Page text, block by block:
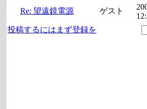
Re: 望遠鏡電源
ゲスト
投稿するにはまず登録を